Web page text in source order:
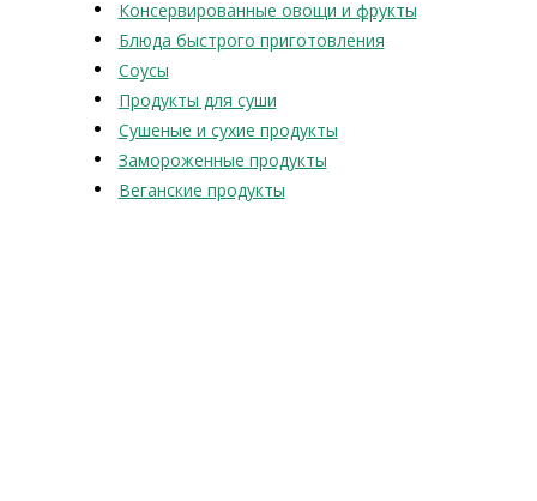
Консервированные овощи и фрукты
Блюда быстрого приготовления
Соусы
Продукты для суши
Сушеные и сухие продукты
Замороженные продукты
Веганские продукты